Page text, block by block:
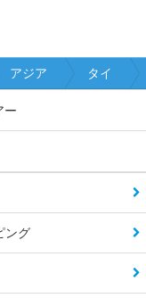
アジア タイ
ー
ング